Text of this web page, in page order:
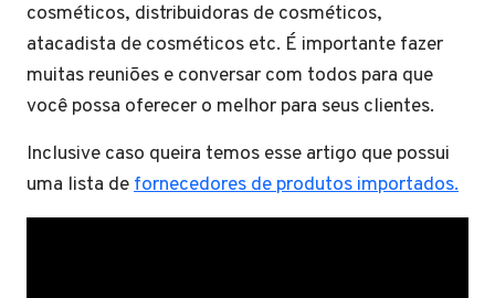
cosméticos, distribuidoras de cosméticos,
atacadista de cosméticos etc. É importante fazer
muitas reuniões e conversar com todos para que
você possa oferecer o melhor para seus clientes.
Inclusive caso queira temos esse artigo que possui
uma lista defornecedores de produtos importados.